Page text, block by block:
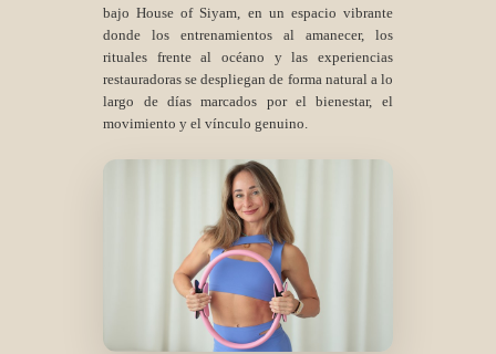
bajo House of Siyam, en un espacio vibrante
donde los entrenamientos al amanecer, los
rituales frente al océano y las experiencias
restauradoras se despliegan de forma natural a lo
largo de días marcados por el bienestar, el
movimiento y el vínculo genuino.